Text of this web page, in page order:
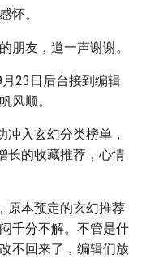
怀。
朋友，道一声谢谢。
23日后台接到编辑
风顺。
入玄幻分类榜单，
长的收藏推荐，心情
原本预定的玄幻推荐
千分不解。不管是什
不回来了，编辑们放